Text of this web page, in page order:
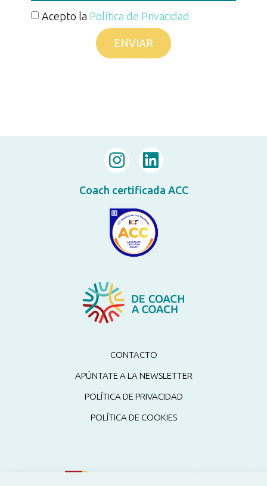
Acepto la Política de Privacidad
ENVIAR
CONTACTO
APÚNTATE A LA NEWSLETTER
POLÍTICA DE PRIVACIDAD
POLÍTICA DE COOKIES
Coach certificada ACC